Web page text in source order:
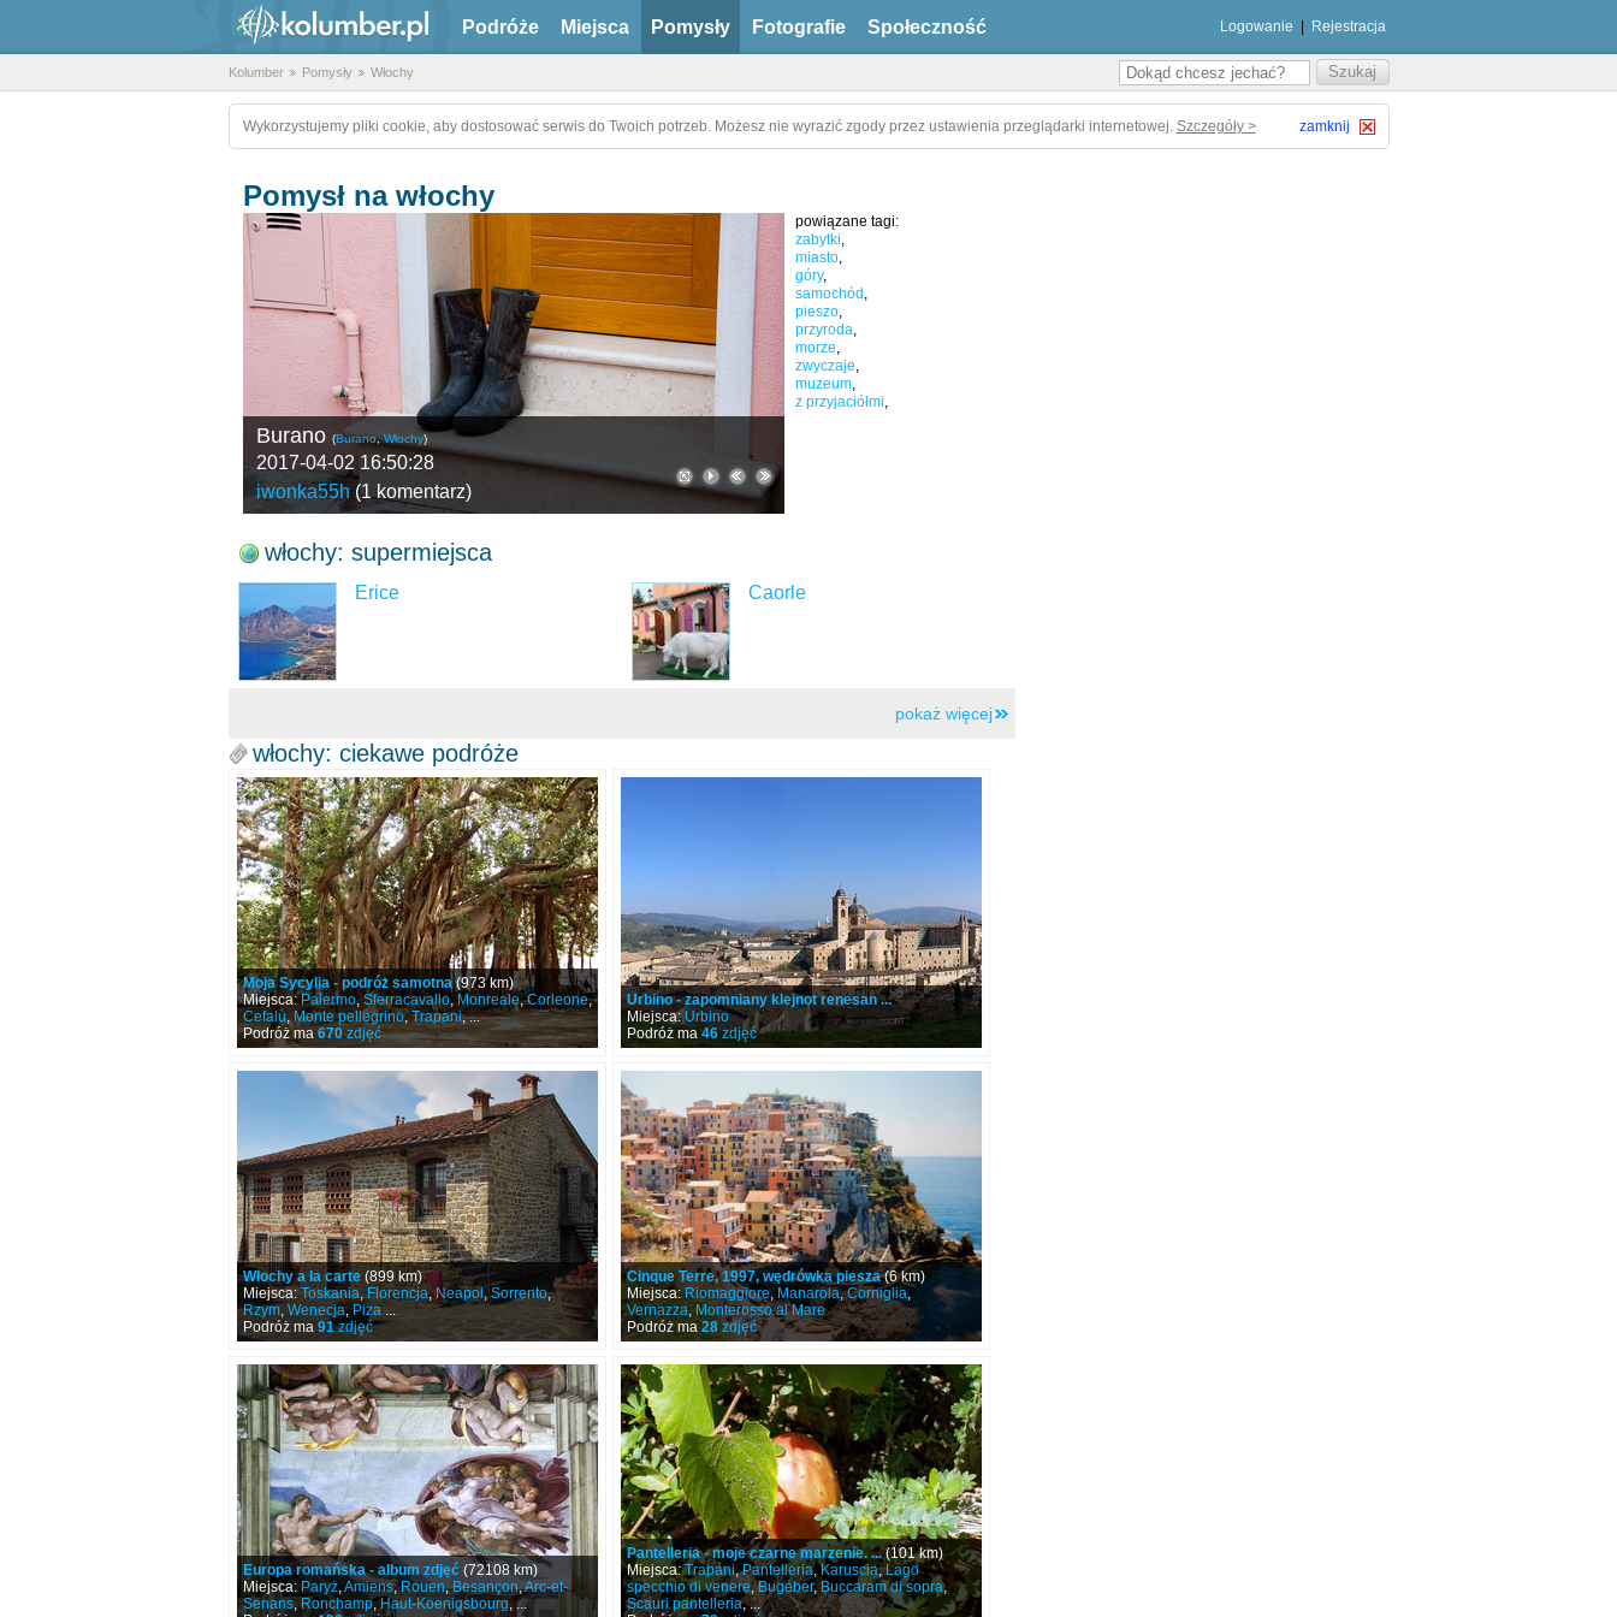
Podróże Miejsca Pomysły Fotografie Społeczność Logowanie Rejestracja
Kolumber Pomysły Włochy
Wykorzystujemy pliki cookie, aby dostosować serwis do Twoich potrzeb. Możesz nie wyrazić zgody przez ustawienia przeglądarki internetowej. Szczegóły > zamknij
Pomysł na włochy
powiązane tagi:
zabytki,
miasto,
góry,
samochód ,
pieszo,
przyroda,
morze,
zwyczaje,
muzeum,
z przyjaciółmi,
Burano (Burano,Włochy)
2017-04-02 16:50:28
iwonka55h (1 komentarz)
włochy: supermiejsca
Erice Caorle
pokaż więcej
włochy: ciekawe podróże
Moja Sycylia - podróż samotna(973 km)
Miejsca:Palermo, Sferracavallo, Monreale,Corleone,
Cefalù, Monte pellegrino,Trapani, ...
Podróż ma 670zdjęć
Urbino - zapomniany klejnot renesan ...
Miejsca: Urbino
Podróż ma 46zdjęć
Włochy a la carte(899 km)
Miejsca: Toskania, Florencja,Neapol,Sorrento,
Rzym, Wenecja,Piza...
Podróż ma 91zdjęć
Cinque Terre, 1997, wędrówka piesza(6 km)
Miejsca: Riomaggiore, Manarola,Corniglia,
Vernazza, Monterosso al Mare
Podróż ma 28zdjęć
Europa romańska - album zdjęć(72108 km)
Miejsca: Paryż,Amiens, Rouen,Besançon,Arc-et-
Senans, Ronchamp,Haut-Koenigsbourg, ...
Pantelleria - moje czarne marzenie. ...(101 km)
Miejsca:Trapani,Pantelleria,Karuscia,Lago
specchio di venere,Bugeber,Buccaram di sopra,
Scauri pantelleria, ...